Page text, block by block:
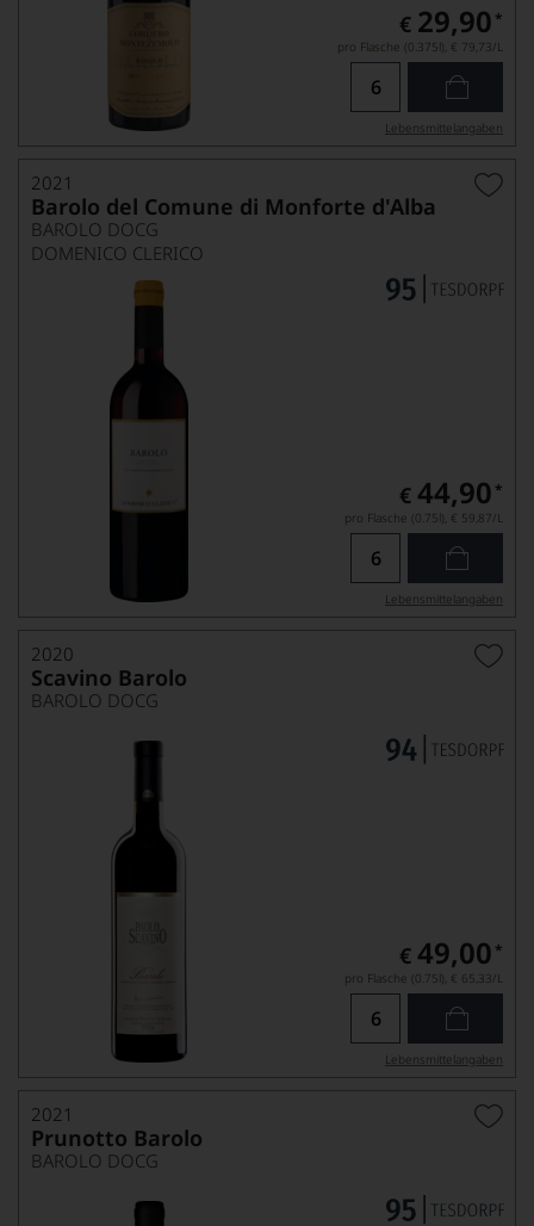
€ 29,90 *
pro Flasche (0.375l), € 79,73/L
Lebensmittel­angaben
2021
Barolo del Comune di Monforte d'Alba
BAROLO DOCG
DOMENICO CLERICO
€ 44,90 *
pro Flasche (0.75l), € 59,87/L
Lebensmittel­angaben
2020
Scavino Barolo
BAROLO DOCG
€ 49,00 *
pro Flasche (0.75l), € 65,33/L
Lebensmittel­angaben
2021
Prunotto Barolo
BAROLO DOCG